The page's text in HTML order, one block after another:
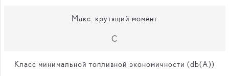
Макс. крутящий момент
C
Класс минимальной топливной экономичности (db(A))